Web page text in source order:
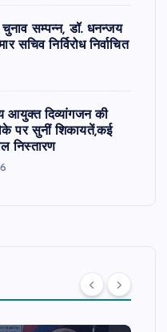
सम्पन्न, डॉ. धनन्जय
निर्विरोध निर्वाचित
आयुक्त दिव्यांगजन की
पर सुनीं शिकायतें,कई
निस्तारण